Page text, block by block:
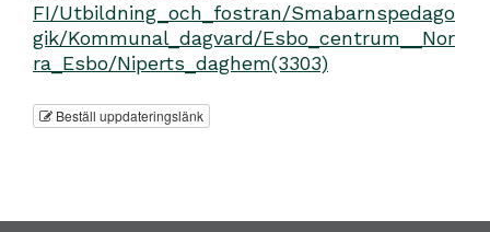
FI/Utbildning_och_fostran/Smabarnspedago
gik/Kommunal_dagvard/Esbo_centrum__Nor
ra_Esbo/Niperts_daghem(3303)
Beställ uppdateringslänk